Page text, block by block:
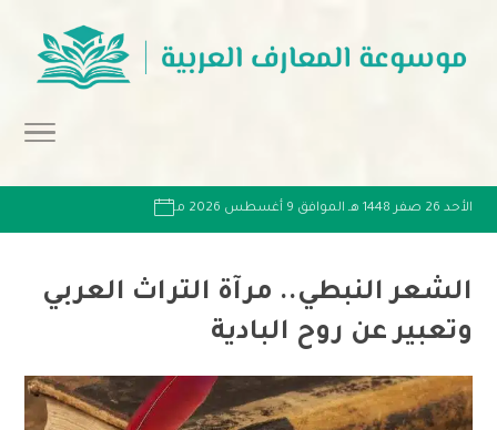
الأحد 26 صفر 1448 هـ الموافق 9 أغسطس 2026 مـ
الشعر النبطي.. مرآة التراث العربي
وتعبير عن روح البادية